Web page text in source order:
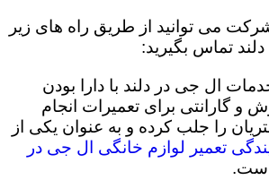
می توانید از طریق راه های زیر
تماس بگیرید:
ال جی در دلند با دارا بودن
گارانتی برای تعمیرات انجام
را جلب کرده و به عنوان یکی از
تعمیر لوازم خانگی ال جی در